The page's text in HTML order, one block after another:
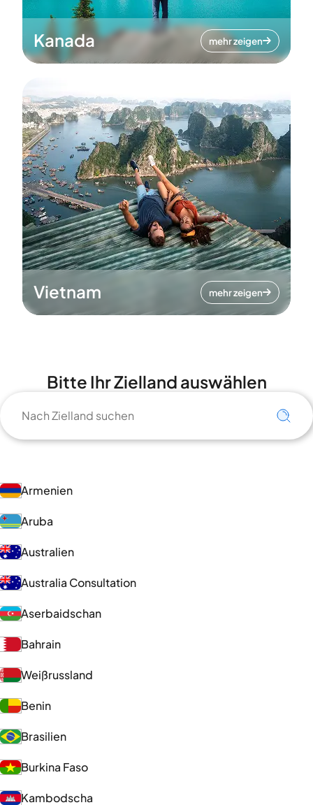
Kanada mehr zeigen
Vietnam mehr zeigen
Bitte Ihr Zielland auswählen
Armenien
Aruba
Australien
Australia Consultation
Aserbaidschan
Bahrain
Weißrussland
Benin
Brasilien
Burkina Faso
Kambodscha